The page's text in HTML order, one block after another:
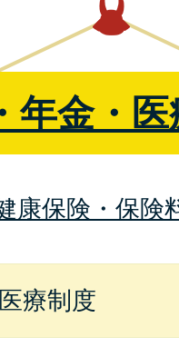
年金・
康保険・保険
療制度